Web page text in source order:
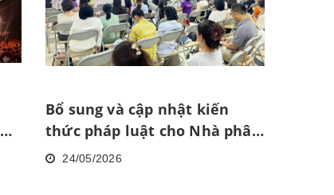
Bổ sung và cập nhật kiến
thức pháp luật cho Nhà phân
phối24/05/2026